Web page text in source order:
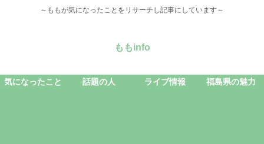
～ももが気になったことをリサーチし記事にしています～
ももinfo
気になったこと 話題の人 ライブ情報 福島県の魅力